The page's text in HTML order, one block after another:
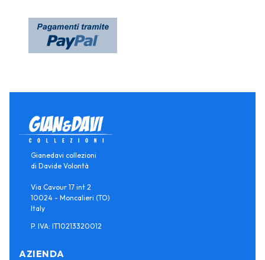
Gianedavi collezioni
di Davide Volontà
Via Cavour 17 int 2
10024 - Moncalieri (TO)
Italy
P. IVA: IT10213320012
AZIENDA